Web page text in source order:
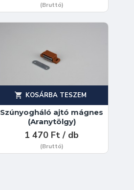
(Bruttó)
Szúnyogháló ajtó mágnes
(Aranytölgy)
1 470 Ft / db
(Bruttó)
KOSÁRBA TESZEM